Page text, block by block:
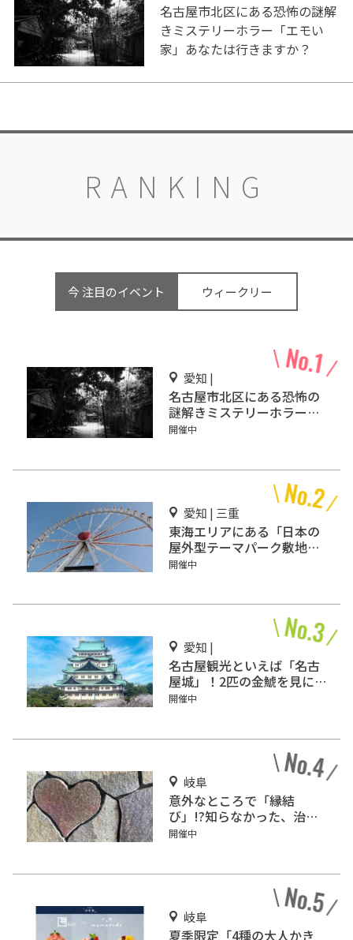
名古屋市北区にある恐怖の謎解
きミステリーホラー「エモい
家」あなたは行きますか？
RANKING
今 注目のイベント ウィークリー
愛知 |
名古屋市北区にある恐怖の
謎解きミステリーホラー
「エモい家」あなたは行き
開催中
愛知 | 三重
東海エリアにある「日本の
屋外型テーマパーク敷地面
積ランキング」入りしてい
開催中
愛知 |
名古屋観光といえば「名古
屋城」！2匹の金鯱を見に
行こう
開催中
岐阜
意外なところで「縁結
び」!?知らなかった、治水
神社の深い歴史！
開催中
岐阜
夏季限定「4種の大人かき